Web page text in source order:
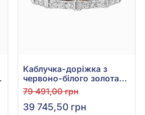
Каблучка-доріжка з
червоно-білого золота
585° з діамантами 0,3ct,
арт. 211
79 491,00 грн
39 745,50 грн